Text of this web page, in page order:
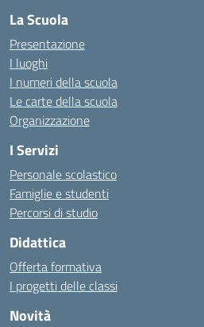
La Scuola
Presentazione
I luoghi
I numeri della scuola
Le carte della scuola
Organizzazione
I Servizi
Personale scolastico
Famiglie e studenti
Percorsi di studio
Didattica
Offerta formativa
I progetti delle classi
Novità